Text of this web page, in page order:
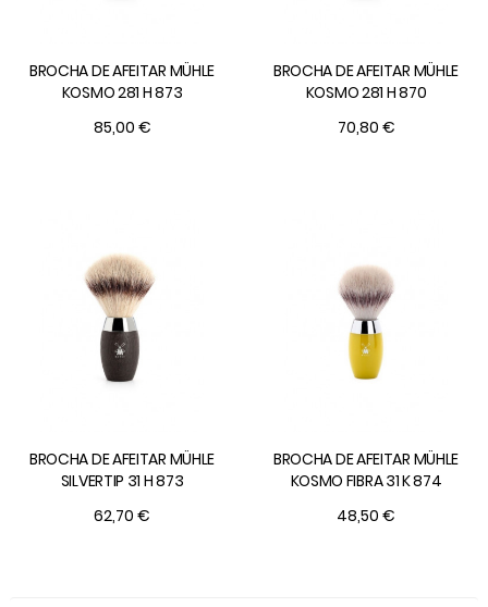
BROCHA DE AFEITAR MÜHLE
KOSMO 281 H 873
85,00 €
BROCHA DE AFEITAR MÜHLE
KOSMO 281 H 870
70,80 €
BROCHA DE AFEITAR MÜHLE
SILVERTIP 31 H 873
62,70 €
BROCHA DE AFEITAR MÜHLE
KOSMO FIBRA 31 K 874
48,50 €